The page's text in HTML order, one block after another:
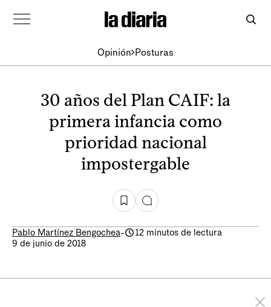
Opinión Posturas
30 años del Plan CAIF: la
primera infancia como
prioridad nacional
impostergable
Pablo Martínez Bengochea-
12 minutos de lectura
9 de junio de 2018